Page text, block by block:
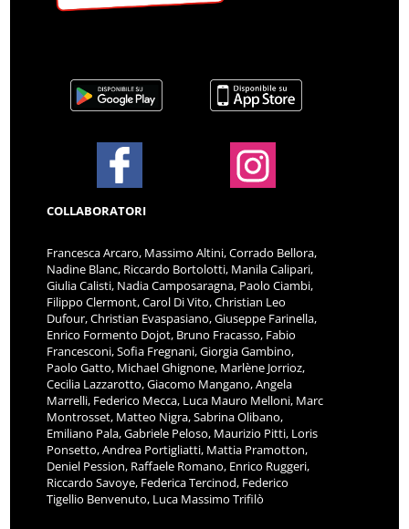
COLLABORATORI
Francesca Arcaro, Massimo Altini, Corrado Bellora,
Nadine Blanc, Riccardo Bortolotti, Manila Calipari,
Giulia Calisti, Nadia Camposaragna, Paolo Ciambi,
Filippo Clermont, Carol Di Vito, Christian Leo
Dufour, Christian Evaspasiano, Giuseppe Farinella,
Enrico Formento Dojot, Bruno Fracasso, Fabio
Francesconi, Sofia Fregnani, Giorgia Gambino,
Paolo Gatto, Michael Ghignone, Marlène Jorrioz,
Cecilia Lazzarotto, Giacomo Mangano, Angela
Marrelli, Federico Mecca, Luca Mauro Melloni, Marc
Montrosset, Matteo Nigra, Sabrina Olibano,
Emiliano Pala, Gabriele Peloso, Maurizio Pitti, Loris
Ponsetto, Andrea Portigliatti, Mattia Pramotton,
Deniel Pession, Raffaele Romano, Enrico Ruggeri,
Riccardo Savoye, Federica Tercinod, Federico
Tigellio Benvenuto, Luca Massimo Trifilò